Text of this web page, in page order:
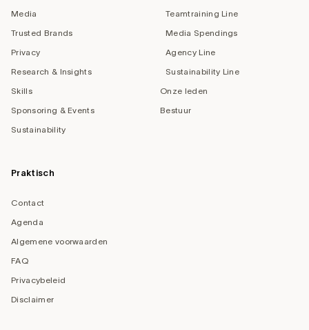
Media
Trusted Brands
Privacy
Research & Insights
Skills
Sponsoring & Events
Sustainability
Teamtraining Line
Media Spendings
Agency Line
Sustainability Line
Onze leden
Bestuur
Praktisch
Contact
Agenda
Algemene voorwaarden
FAQ
Privacybeleid
Disclaimer